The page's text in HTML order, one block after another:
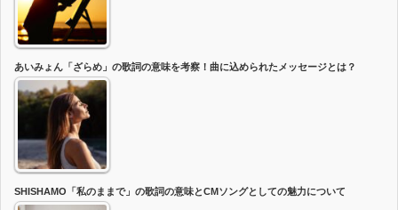
あいみょん「ざらめ」の歌詞の意味を考察！曲に込められたメッセージとは？
SHISHAMO「私のままで」の歌詞の意味とCMソングとしての魅力について